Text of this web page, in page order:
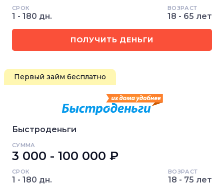
СРОК
1 - 180 дн.
ВОЗРАСТ
18 - 65 лет
ПОЛУЧИТЬ ДЕНЬГИ
Первый займ бесплатно
Быстроденьги
СУММА
3 000 - 100 000 ₽
СРОК
1 - 180 дн.
ВОЗРАСТ
18 - 75 лет